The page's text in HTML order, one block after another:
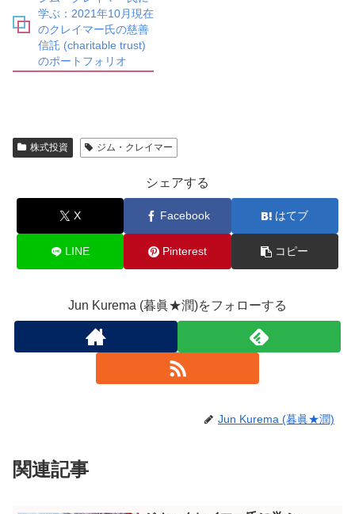
学ぶ：2021年10月現在
のクレイマー氏の慈善
信託 (charitable trust)
のポートフォリオ
株式投資 ジム・クレイマー
シェアする
X Facebook はてブ
LINE Pinterest コピー
Jun Kurema (暮眞★潤)をフォローする
Jun Kurema (暮眞★潤)
関連記事